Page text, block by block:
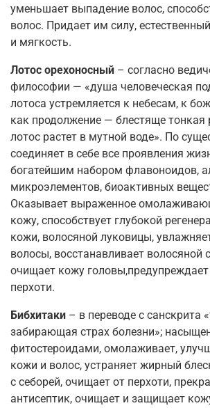
уменьшает выпадение волос,
волос. Придает им силу,
и мягкость.
Лотос орехоносный – согласно
философии — «душа человеческая
лотоса устремляется к небесам, к
как продолжение — блестяще
лотос растет в мутной воде». По
соединяет в себе все проявления
богатейшим набором флавоноидов,
микроэлементов, биоактивных
Оказывает выраженное
кожу, способствует глубокой
кожи, волосяной луковицы,
волосы, восстанавливает волосяной
очищает кожу
перхоти.
Бибхитаки – в переводе с санскрита
забирающая страх болезни»;
фитостероидами, омолаживает,
кожи и волос, устраняет жирный
с себорей, очищает от перхоти,
антисептик, очищает и защищает